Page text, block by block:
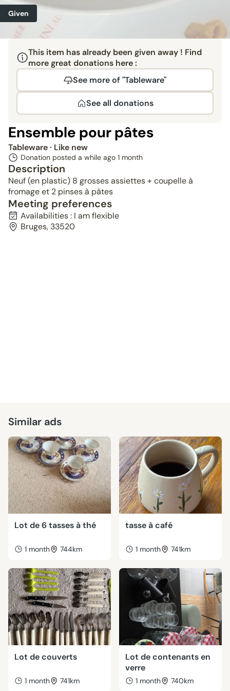
Given
This item has already been given away ! Find
more great donations here :
See more of "Tableware"
See all donations
Ensemble pour pâtes
Tableware· Like new
Donation posted a while ago 1 month
Description
Neuf (en plastic) 8 grosses assiettes + coupelle à
fromage et 2 pinses à pâtes
Meeting preferences
Availabilities : I am flexible
Bruges, 33520
Similar ads
Lot de 6 tasses à thé
1 month 744km
tasse à café
1 month 741km
Lot de couverts
1 month 741km
Lot de contenants en
verre
1 month 740km